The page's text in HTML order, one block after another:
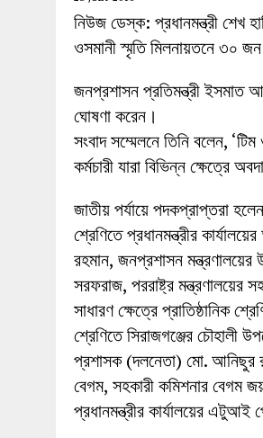
27 MAY 2026 | লোহাগড়ায়
1 AUGUST 2026 | লোহাগড়ায়
নিউজ ডেস্ক: প্রধানমন্ত্রী শেখ
ওসমানী স্মৃতি মিলনায়তনে ৩০ জন
জনপ্রশাসন প্রতিমন্ত্রী ইসমাত
ঘোষণা করেন।
সংবাদ সম্মেলনে তিনি বলেন,
কর্মচারী যারা বিভিন্ন ক্ষেত্রে
জাতীয় পর্যায়ে পদকপ্রাপ্তরা
শ্রেণিতে প্রধানমন্ত্রীর
রহমান, জনপ্রশাসন
সরফরাজ, পররাষ্ট্র মন্ত্রণালয়ের
সাধারণ ক্ষেত্রে প্রাতিষ্ঠানিক
শ্রেণিতে সিরাজগঞ্জের চৌহালী
প্রশাসক (দলনেতা) মো. আনিছুর
বেগম, সহকারী কমিশনার বেগম
প্রধানমন্ত্রীর কার্যালয়ের এটুআই